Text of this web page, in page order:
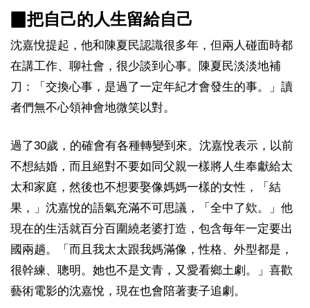
▉把自己的人生留給自己
沈嘉悅提起，他和陳夏民認識很多年，但兩人碰面時都
在講工作、聊社會，很少談到心事。陳夏民淡淡地補
刀：「交換心事，是過了一定年紀才會發生的事。」讀
者們無不心領神會地微笑以對。
過了30歲，的確會有各種轉變到來。沈嘉悅表示，以前
不想結婚，而且絕對不要如同父親一樣將人生奉獻給太
太和家庭，然後也不想要娶像媽媽一樣的女性，「結
果，」沈嘉悅的語氣充滿不可思議，「全中了欸。」他
現在的生活就百分百圍繞老婆打造，包含每年一定要出
國兩趟。「而且我太太跟我媽滿像，性格、外型都是，
很幹練、聰明。她也不是文青，又愛看鄉土劇。」喜歡
藝術電影的沈嘉悅，現在也會陪著妻子追劇。